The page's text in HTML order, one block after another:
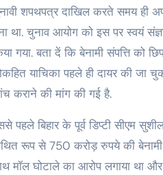
शपथपत्र दाखिल करते समय ही
था. चुनाव आयोग को इस पर स्वयं
गया. बता दें कि बेनामी संपत्ति को
याचिका पहले ही दायर की जा
कराने की मांग की गई है.
पहले बिहार के पूर्व डिप्टी सीएम
रूप से 750 करोड़ रुपये की
मॉल घोटाले का आरोप लगाया था